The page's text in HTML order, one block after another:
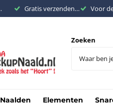
Gratis verzenden binnen Nederland vanaf €200,- Voor
Zoeken
Naalden Elementen